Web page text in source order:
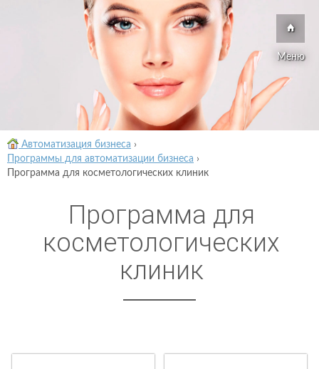
Меню
Автоматизация бизнеса ›
Программы для автоматизации бизнеса ›
Программа для косметологических клиник
Программа для
косметологических
клиник